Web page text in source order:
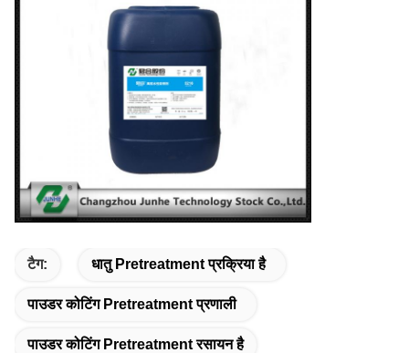
टैग: धातु Pretreatment प्रक्रिया है
पाउडर कोटिंग Pretreatment प्रणाली
पाउडर कोटिंग Pretreatment रसायन है